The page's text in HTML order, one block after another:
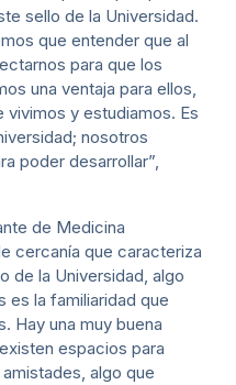
sello de la Universidad.
que entender que al
para que los
una ventaja para ellos,
y estudiamos. Es
nosotros
poder desarrollar”,
de Medicina
cercanía que caracteriza
de la Universidad, algo
es la familiaridad que
Hay una muy buena
espacios para
algo que